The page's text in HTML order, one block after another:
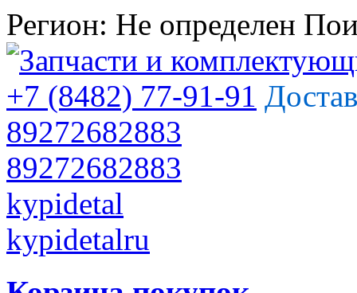
Регион: Не определен
+7 (8482) 77-91-91
89272682883
89272682883
kypidetal
kypidetalru